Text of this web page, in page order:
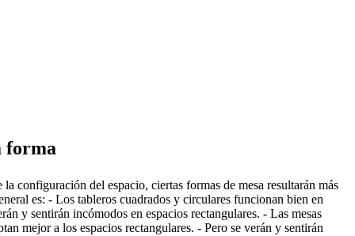
forma
configuración del espacio, ciertas formas de mesa resultarán más
es: - Los tableros cuadrados y circulares funcionan bien en
y sentirán incómodos en espacios rectangulares. - Las mesas
mejor a los espacios rectangulares. - Pero se verán y sentirán